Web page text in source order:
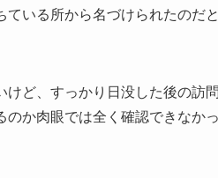
ている所から名づけられたのだと
けど、すっかり日没した後の訪
のか肉眼では全く確認できなかっ